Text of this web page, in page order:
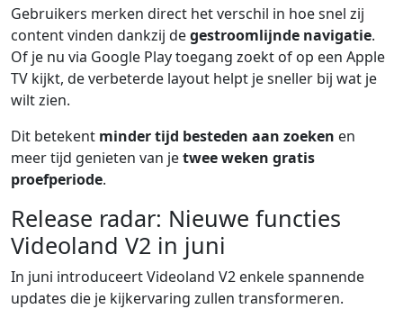
Gebruikers merken direct het verschil in hoe snel zij
content vinden dankzij degestroomlijnde navigatie.
Of je nu via Google Play toegang zoekt of op een Apple
TV kijkt, de verbeterde layout helpt je sneller bij wat je
wilt zien.
Dit betekent minder tijd besteden aan zoeken en
meer tijd genieten van jetwee weken gratis
proefperiode.
Release radar: Nieuwe functies
Videoland V2 in juni
In juni introduceert Videoland V2 enkele spannende
updates die je kijkervaring zullen transformeren.